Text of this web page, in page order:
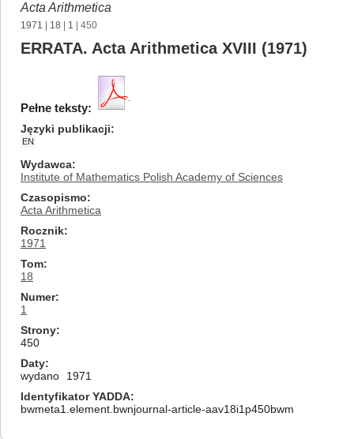
Acta Arithmetica
1971 18 1 | 450
ERRATA. Acta Arithmetica XVIII (1971)
Pełne teksty:
Języki publikacji
EN
Wydawca
Institute of Mathematics Polish Academy of Sciences
Czasopismo
Acta Arithmetica
Rocznik
1971
Tom
18
Numer
1
Strony
450
Daty
wydano
1971
Identyfikator YADDA
bwmeta1.element.bwnjournal-article-aav18i1p450bwm